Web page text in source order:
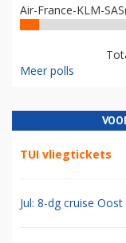
Air-France-KLM-
Meer polls
TUI vliegtickets
Jul: 8-dg cruise